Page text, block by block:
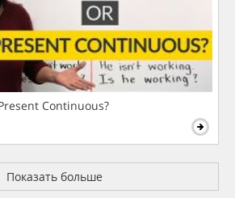
Continuous?
Показать больше